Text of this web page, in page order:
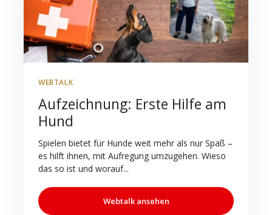
WEBTALK
Aufzeichnung: Erste Hilfe am
Hund
Spielen bietet für Hunde weit mehr als nur Spaß –
es hilft ihnen, mit Aufregung umzugehen. Wieso
das so ist und worauf...
Webtalk ansehen